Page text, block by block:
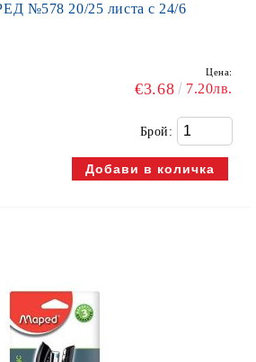
№578 20/25 листа с 24/6
Цена:
€3.68 7.20лв.
Брой: